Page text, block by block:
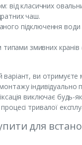
від класичних
чаш.
підключення води
типами змивних
варіант, ви отримуєте
індивідуально
виключає будь-
тривалої
для